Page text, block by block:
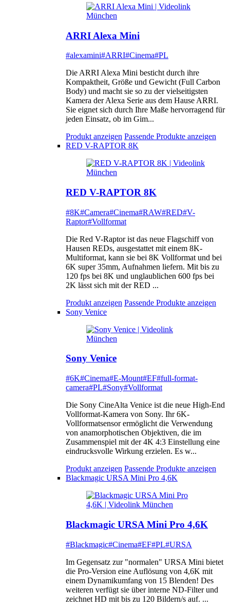
ARRI Alexa Mini
#alexamini#ARRI#Cinema#PL
Die ARRI Alexa Mini besticht durch ihre
Kompaktheit, Größe und Gewicht (Full Carbon
Body) und macht sie so zu der vielseitigsten
Kamera der Alexa Serie aus dem Hause ARRI.
Sie eignet sich durch Ihre Maße hervorragend für
jeden Einsatz, ob im Gim...
Produkt anzeigen Passende Produkte anzeigen
RED V-RAPTOR 8K
RED V-RAPTOR 8K
#8K#Camera#Cinema#RAW#RED#V-
Raptor#Vollformat
Die Red V-Raptor ist das neue Flagschiff von
Hausen REDs, ausgestattet mit einem 8K-
Multiformat, kann sie bei 8K Vollformat und bei
6K super 35mm, Aufnahmen liefern. Mit bis zu
120 fps bei 8K und unglaublichen 600 fps bei
2K lässt sich mit der RED ...
Produkt anzeigen Passende Produkte anzeigen
Sony Venice
Sony Venice
#6K#Cinema#E-Mount#EF#full-format-
camera#PL#Sony#Vollformat
Die Sony CineAlta Venice ist die neue High-End
Vollformat-Kamera von Sony. Ihr 6K-
Vollformatsensor ermöglicht die Verwendung
von anamorphotischen Objektiven, die im
Zusammenspiel mit der 4K 4:3 Einstellung eine
eindrucksvolle Wirkung erzielen. Es w...
Produkt anzeigen Passende Produkte anzeigen
Blackmagic URSA Mini Pro 4,6K
Blackmagic URSA Mini Pro 4,6K
#Blackmagic#Cinema#EF#PL#URSA
Im Gegensatz zur "normalen" URSA Mini bietet
die Pro-Version eine Auflösung von 4,6K mit
einem Dynamikumfang von 15 Blenden! Des
weiteren verfügt sie über interne ND-Filter und
zeichnet HD mit bis zu 120 Bildern/s auf. ...